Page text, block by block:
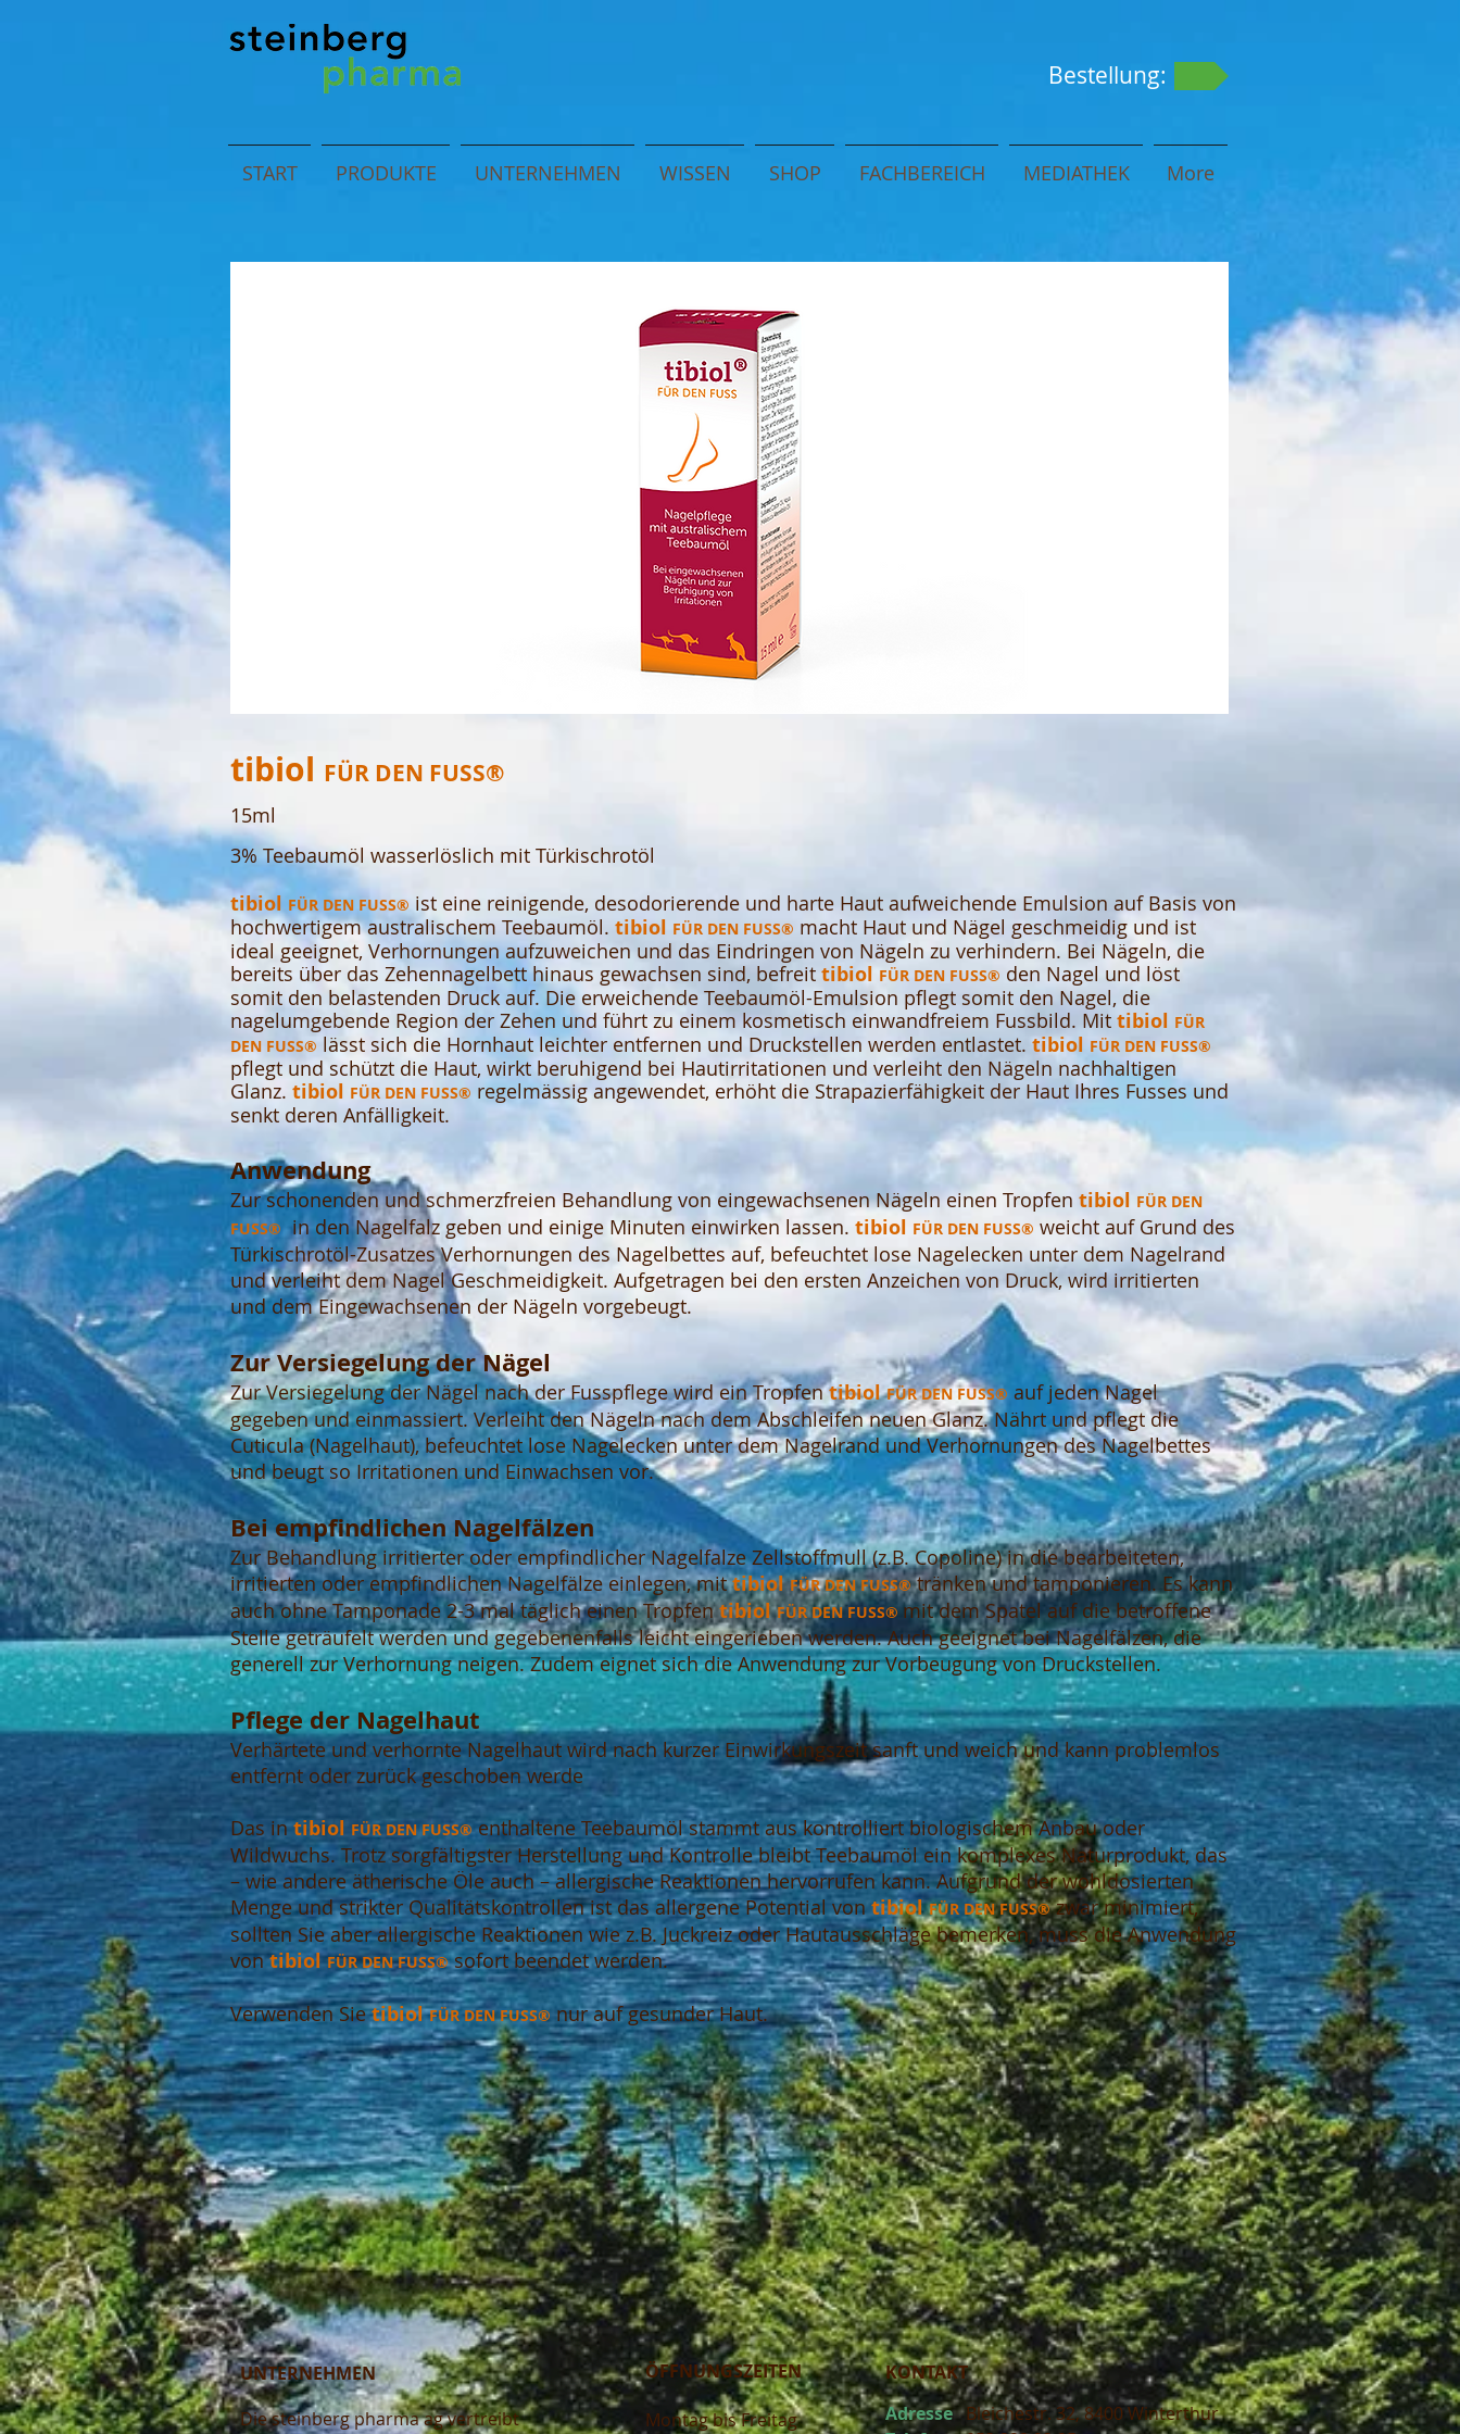
Bestellung:
START PRODUKTE UNTERNEHMEN WISSEN SHOP FACHBEREICH MEDIATHEK More
tibiol FÜR DEN FUSS®
15ml
3% Teebaumöl wasserlöslich mit Türkischrotöl
tibiol FÜR DEN FUSS® ist eine reinigende, desodorierende und harte Haut aufweichende Emulsion auf Basis von
hochwertigem australischem Teebaumöl. tibiol FÜR DEN FUSS® macht Haut und Nägel geschmeidig und ist
ideal geeignet, Verhornungen aufzuweichen und das Eindringen von Nägeln zu verhindern. Bei Nägeln, die
bereits über das Zehennagelbett hinaus gewachsen sind, befreit tibiol FÜR DEN FUSS® den Nagel und löst
somit den belastenden Druck auf. Die erweichende Teebaumöl-Emulsion pflegt somit den Nagel, die
nagelumgebende Region der Zehen und führt zu einem kosmetisch einwandfreiem Fussbild. Mit tibiol FÜR
DEN FUSS® lässt sich die Hornhaut leichter entfernen und Druckstellen werden entlastet. tibiol FÜR DEN FUSS®
pflegt und schützt die Haut, wirkt beruhigend bei Hautirritationen und verleiht den Nägeln nachhaltigen
Glanz. tibiol FÜR DEN FUSS® regelmässig angewendet, erhöht die Strapazierfähigkeit der Haut Ihres Fusses und
senkt deren Anfälligkeit.
Anwendung
Zur schonenden und schmerzfreien Behandlung von eingewachsenen Nägeln einen Tropfen tibiol FÜR DEN
FUSS® in den Nagelfalz geben und einige Minuten einwirken lassen. tibiol FÜR DEN FUSS® weicht auf Grund des
Türkischrotöl-Zusatzes Verhornungen des Nagelbettes auf, befeuchtet lose Nagelecken unter dem Nagelrand
und verleiht dem Nagel Geschmeidigkeit. Aufgetragen bei den ersten Anzeichen von Druck, wird irritierten
und dem Eingewachsenen der Nägeln vorgebeugt.
Zur Versiegelung der Nägel
Zur Versiegelung der Nägel nach der Fusspflege wird ein TropfentibiolFÜR DEN FUSS® auf jeden Nagel
gegeben und einmassiert. Verleiht den Nägeln nach dem Abschleifen neuen Glanz. Nährt und pflegt die
Cuticula (Nagelhaut), befeuchtet lose Nagelecken unter dem Nagelrand und Verhornungen des Nagelbettes
und beugt so Irritationen und Einwachsen vor.
Bei empfindlichen Nagelfälzen
Zur Behandlung irritierter oder empfindlicher Nagelfalze Zellstoffmull (z.B. Copoline) in die bearbeiteten,
irritierten oder empfindlichen Nagelfälze einlegen, mittibiolFÜR DEN FUSS®tränken und tamponieren. Es kann
auch ohne Tamponade 2-3 mal täglich einen TropfentibiolFÜR DEN FUSS®mit dem Spatel auf die betroffene
Stelle geträufeltwerden und gegebenenfalls leicht eingerieben werden. Auch geeignet bei Nagelfälzen, die
generell zur Verhornung neigen. Zudem eignet sich die Anwendung zur Vorbeugung von Druckstellen.
Pflege der Nagelhaut
Verhärtete und verhornte Nagelhaut wird nach kurzer Einwirkungszeit sanft und weich und kann problemlos
entfernt oder zurück geschoben werde
Das intibiol FÜR DEN FUSS®enthaltene Teebaumöl stammt aus kontrolliert biologischem Anbau oder
Wildwuchs. Trotz sorgfältigster Herstellung und Kontrolle bleibt Teebaumöl ein komplexes Naturprodukt, das
– wie andere ätherische Öle auch – allergische Reaktionen hervorrufen kann. Aufgrund der wohldosierten
Menge und strikter Qualitätskontrollen ist das allergene Potential von tibiolFÜR DEN FUSS®zwar minimiert,
sollten Sie aber allergische Reaktionen wie z.B. Juckreiz oder Hautausschläge bemerken, muss die Anwendung
vontibiolFÜR DEN FUSS®sofort beendet werden.
Verwenden SietibiolFÜR DEN FUSS®nur auf gesunder Haut.
UNTERNEHMEN
Die steinberg pharma ag vertreibt
ÖFFNUNGSZEITEN
KONTAKT
Adresse
Montag bis Freitag
Bleichestr. 32, 8400 Winterthur